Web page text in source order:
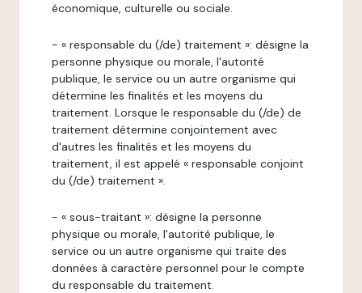
économique, culturelle ou sociale.
- « responsable du (/de) traitement »: désigne la
personne physique ou morale, l'autorité
publique, le service ou un autre organisme qui
détermine les finalités et les moyens du
traitement. Lorsque le responsable du (/de) de
traitement détermine conjointement avec
d'autres les finalités et les moyens du
traitement, il est appelé « responsable conjoint
du (/de) traitement ».
- « sous-traitant »: désigne la personne
physique ou morale, l'autorité publique, le
service ou un autre organisme qui traite des
données à caractère personnel pour le compte
du responsable du traitement.